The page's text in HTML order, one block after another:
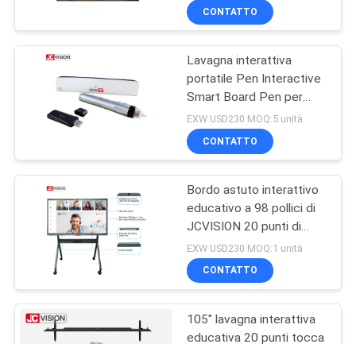
Scanner di
documenti portatile
Lavagna per
Scrivere LCD
menu di Digital per i
ristoranti
CONTATTO
Lavagna interattiva
portatile Pen Interactive
Smart Board Pen per
istruzione
EXW USD230 MOQ:5 unità
CONTATTO
Bordo astuto interattivo
educativo a 98 pollici di
JCVISION 20 punti di
tocco di IR per l'aula
EXW USD230 MOQ:1 unità
CONTATTO
105" lavagna interattiva
educativa 20 punti tocca